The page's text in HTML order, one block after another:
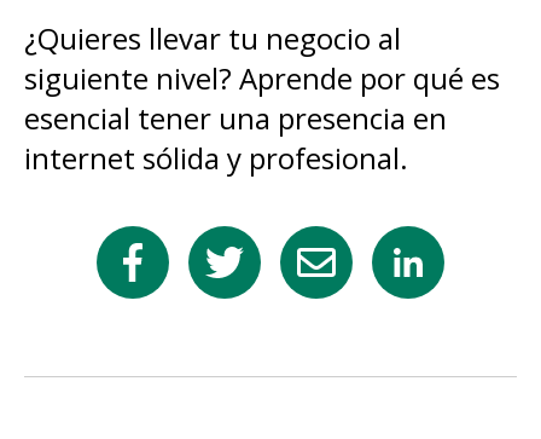
¿Quieres llevar tu negocio al
siguiente nivel? Aprende por qué es
esencial tener una presencia en
internet sólida y profesional.